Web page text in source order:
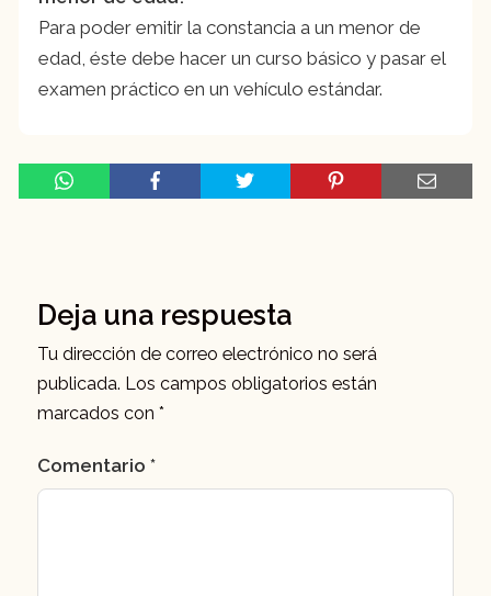
Para poder emitir la constancia a un menor de
edad, éste debe hacer un curso básico y pasar el
examen práctico en un vehículo estándar.
Deja una respuesta
Tu dirección de correo electrónico no será
publicada. Los campos obligatorios están
marcados con *
Comentario *